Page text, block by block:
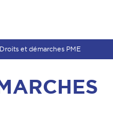
Droits et démarches PME